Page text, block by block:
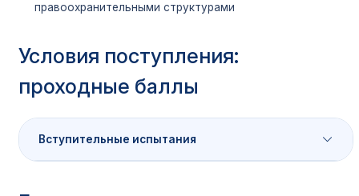
правоохранительными структурами
Условия поступления:
проходные баллы
Вступительные испытания